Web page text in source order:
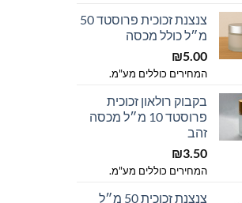
עד
צנצנת זכוכית פרוסטד 50
מ״ל כולל מכסה
₪5.00
המחירים כוללים מע"מ.
בקבוק רולאון זכוכית
פרוסטד 10 מ״ל מכסה
זהב
₪3.50
המחירים כוללים מע"מ.
צנצנת זכוכית 50 מ״ל